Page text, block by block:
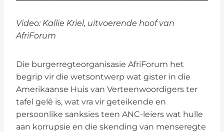
Video: Kallie Kriel, uitvoerende hoof van
AfriForum
Die burgerregteorganisasie AfriForum het
begrip vir die wetsontwerp wat gister in die
Amerikaanse Huis van Verteenwoordigers ter
tafel gelê is, wat vra vir geteikende en
persoonlike sanksies teen ANC-leiers wat hulle
aan korrupsie en die skending van menseregte